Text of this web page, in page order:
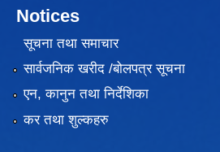
Notices
सूचना तथा समाचार
सार्वजनिक खरीद /बोलपत्र सूचना
एन, कानुन तथा निर्देशिका
कर तथा शुल्कहरु